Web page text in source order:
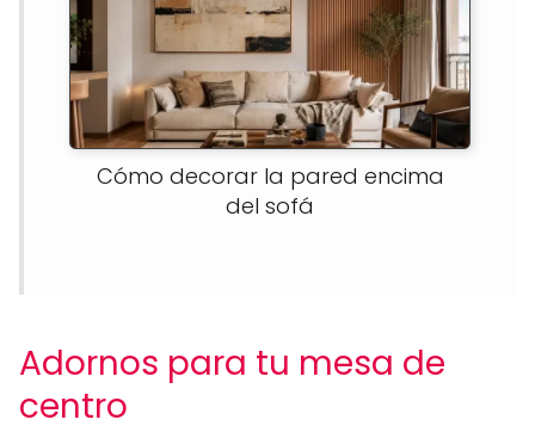
Cómo decorar la pared encima
del sofá
Adornos para tu mesa de
centro